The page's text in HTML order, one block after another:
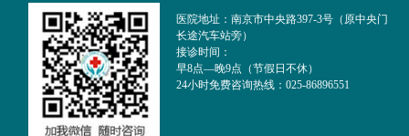
医院地址：南京市中央路397-3号（原中央门
长途汽车站旁）
接诊时间：
早8点—晚9点（节假日不休）
24小时免费咨询热线：025-86896551